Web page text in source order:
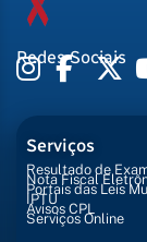
Redes Sociais
Serviços
Resultado de
Nota Fiscal
Portais das Leis
IPTU
Avisos CPL
Serviços Online